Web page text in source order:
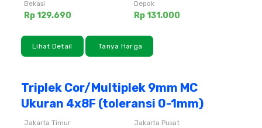
Bekasi
Rp 129.690
Depok
Rp 131.000
Lihat Detail Tanya Harga
Triplek Cor/Multiplek 9mm MC
Ukuran 4x8F (toleransi 0-1mm)
Jakarta Timur Jakarta Pusat